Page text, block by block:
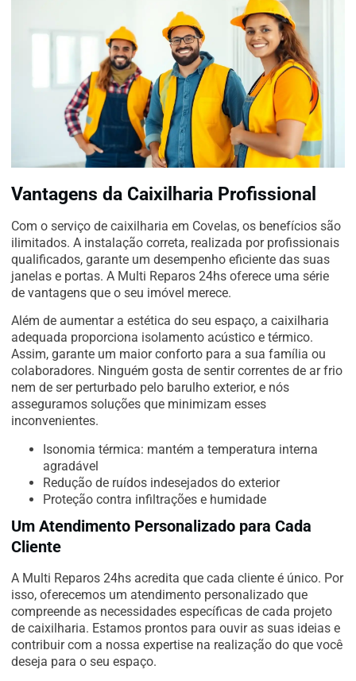
Vantagens da Caixilharia Profissional
Com o serviço de caixilharia em Covelas, os benefícios são
ilimitados. A instalação correta, realizada por profissionais
qualificados, garante um desempenho eficiente das suas
janelas e portas. A Multi Reparos 24hs oferece uma série
de vantagens que o seu imóvel merece.
Além de aumentar a estética do seu espaço, a caixilharia
adequada proporciona isolamento acústico e térmico.
Assim, garante um maior conforto para a sua família ou
colaboradores. Ninguém gosta de sentir correntes de ar frio
nem de ser perturbado pelo barulho exterior, e nós
asseguramos soluções que minimizam esses
inconvenientes.
Isonomia térmica: mantém a temperatura interna
agradável
Redução de ruídos indesejados do exterior
Proteção contra infiltrações e humidade
Um Atendimento Personalizado para Cada
Cliente
A Multi Reparos 24hs acredita que cada cliente é único. Por
isso, oferecemos um atendimento personalizado que
compreende as necessidades específicas de cada projeto
de caixilharia. Estamos prontos para ouvir as suas ideias e
contribuir com a nossa expertise na realização do que você
deseja para o seu espaço.